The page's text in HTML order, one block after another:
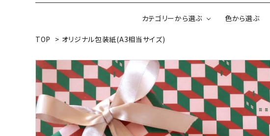
カテゴリーから選ぶ
オリジナル包装紙
（A3相当サイズ）
【大判サイズ】オリジナル包装紙
ネパールの手漉き包装紙
インドのハンドプリントコットン
ペーパー
ボタニカルダブルサイド包装紙 韓国のデザインペーパー
色から選ぶ
TOP > オリジナル包装紙(A3相当サイズ)